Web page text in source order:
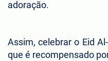
adoração.
Assim, celebrar o Eid